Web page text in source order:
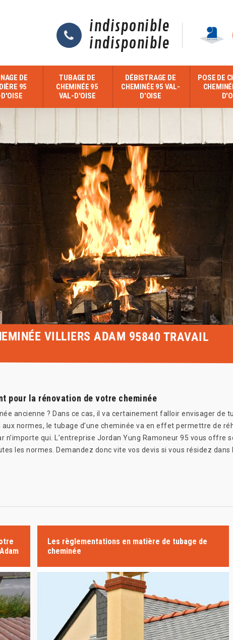
indisponible
indisponible
DE
95
TUBAGE DE
CHEMINÉE 95
VAL-D'OISE
DÉBISTRAGE DE
CHEMINÉE 95 VAL-
D'OISE
POSE DE
VILLIERS ADAM 95840 TRAVAIL
pour la rénovation de votre cheminée
ancienne ? Dans ce cas, il va certainement falloir envisager de
normes, le tubage d’une cheminée va en effet permettre de
n’importe qui. L’entreprise Jordan Yung Ramoneur 95 vous offre
les normes. Demandez donc vite vos devis si vous résidez dans
Les règlementations en matière de tubage de
cheminée